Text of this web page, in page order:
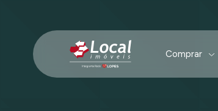
Comprar